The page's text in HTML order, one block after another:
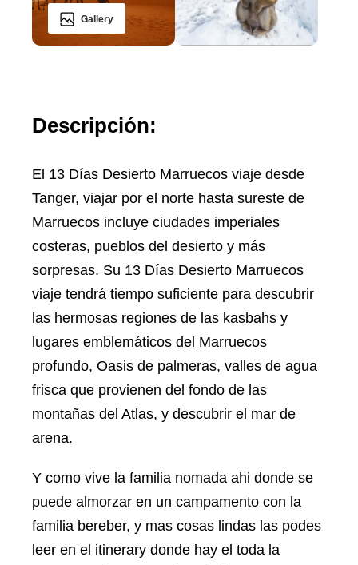
Gallery
Descripción:
El 13 Días Desierto Marruecos viaje desde
Tanger, viajar por el norte hasta sureste de
Marruecos incluye ciudades imperiales
costeras, pueblos del desierto y más
sorpresas. Su 13 Días Desierto Marruecos
viaje tendrá tiempo suficiente para descubrir
las hermosas regiones de las kasbahs y
lugares emblemáticos del Marruecos
profundo, Oasis de palmeras, valles de agua
frisca que provienen del fondo de las
montañas del Atlas, y descubrir el mar de
arena.
Y como vive la familia nomada ahi donde se
puede almorzar en un campamento con la
familia bereber, y mas cosas lindas las podes
leer en el itinerary donde hay el toda la